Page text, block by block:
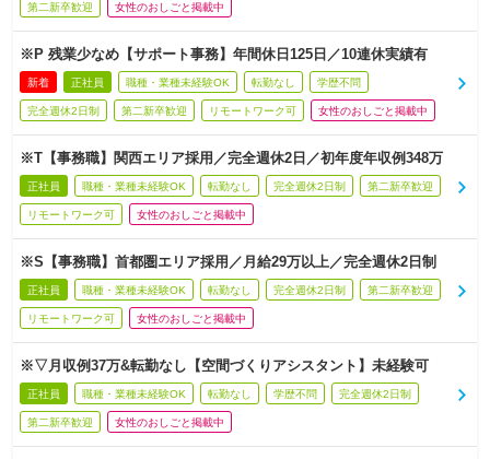
第二新卒歓迎 女性のおしごと掲載中
※P 残業少なめ【サポート事務】年間休日125日／10連休実績有
新着 正社員 職種・業種未経験OK 転勤なし 学歴不問
完全週休2日制 第二新卒歓迎 リモートワーク可 女性のおしごと掲載中
※T【事務職】関西エリア採用／完全週休2日／初年度年収例348万
正社員 職種・業種未経験OK 転勤なし 完全週休2日制 第二新卒歓迎
リモートワーク可 女性のおしごと掲載中
※S【事務職】首都圏エリア採用／月給29万以上／完全週休2日制
正社員 職種・業種未経験OK 転勤なし 完全週休2日制 第二新卒歓迎
リモートワーク可 女性のおしごと掲載中
※▽月収例37万&転勤なし【空間づくりアシスタント】未経験可
正社員 職種・業種未経験OK 転勤なし 学歴不問 完全週休2日制
第二新卒歓迎 女性のおしごと掲載中